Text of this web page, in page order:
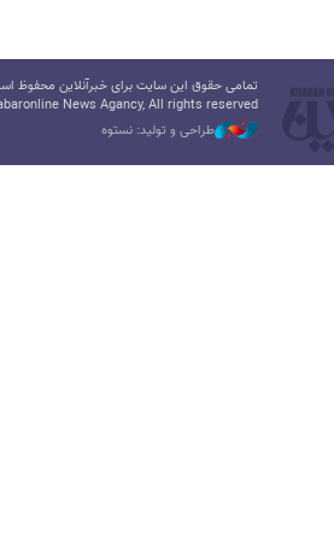
تمامی حقوق این سایت برای خبرآنلاین محفوظ
News Agancy, All rights reserved
طراحی و تولید: نستوه